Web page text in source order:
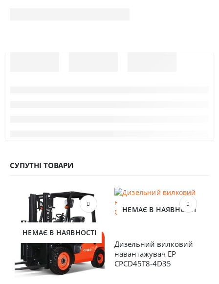
СУПУТНІ ТОВАРИ
НЕМАЄ В НАЯВНОСТІ
НЕМАЄ В НАЯВНОСТІ
Дизельний вилковий
навантажувач EP
CPCD45T8-4D35